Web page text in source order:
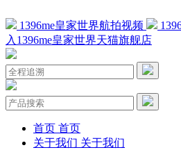
1396me皇家世界航拍视频
入1396me皇家世界天猫旗舰店
首页 首页
关于我们 关于我们